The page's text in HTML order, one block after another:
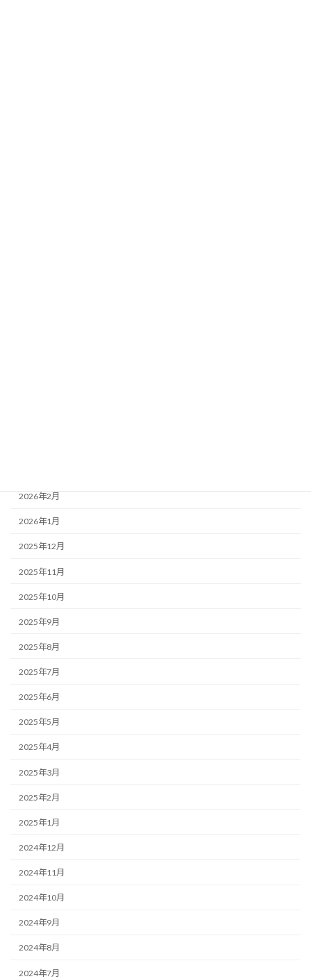
2026年2月
2026年1月
2025年12月
2025年11月
2025年10月
2025年9月
2025年8月
2025年7月
2025年6月
2025年5月
2025年4月
2025年3月
2025年2月
2025年1月
2024年12月
2024年11月
2024年10月
2024年9月
2024年8月
2024年7月